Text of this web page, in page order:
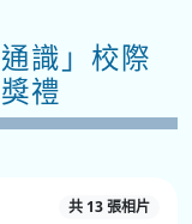
識」校際
禮
共 13 張相片